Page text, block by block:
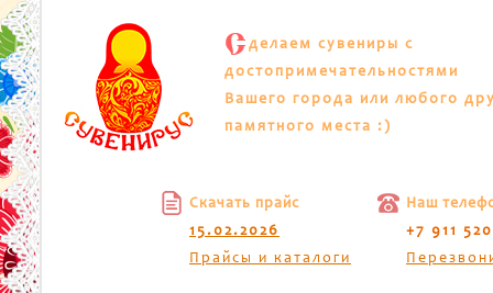
С делаем сувениры с
достопримечательностями
Вашего города или любого
памятного места :)
Скачать прайс
15.02.2026
Прайсы и каталоги
Наш
+7 911